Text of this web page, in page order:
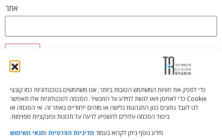
כדי לספק את חוויות המשתמש הטובות ביותר, אנו משתמשים בטכנולוגיות כמו קובצי
Cookie כדי לאחסן ו/או לגשת למידע על המכשיר. הסכמה לטכנולוגיות אלו תאפשר
לנו לעבד נתונים כגון התנהגות גלישה או מזהים ייחודיים באתר זה. אי הסכמה או
ביטול הסכמה עלולים להשפיע לרעה על תכונות ופונקציות מסוימות.
מידע נוסף ניתן לקרוא בעמוד מדיניות הפרטיות ותנאי השימוש
אתר
Tali Shenfeld:052.620.2446
tali@TRstudio.co.il